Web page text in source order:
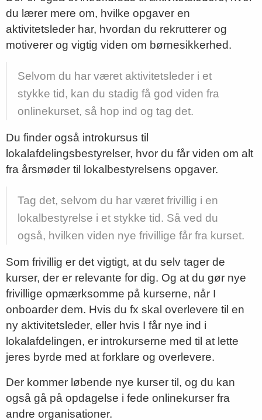
du lærer mere om, hvilke opgaver en
aktivitetsleder har, hvordan du rekrutterer og
motiverer og vigtig viden om børnesikkerhed.
Selvom du har været aktivitetsleder i et
stykke tid, kan du stadig få god viden fra
onlinekurset, så hop ind og tag det.
Du finder også introkursus til
lokalafdelingsbestyrelser, hvor du får viden om alt
fra årsmøder til lokalbestyrelsens opgaver.
Tag det, selvom du har været frivillig i en
lokalbestyrelse i et stykke tid. Så ved du
også, hvilken viden nye frivillige får fra kurset.
Som frivillig er det vigtigt, at du selv tager de
kurser, der er relevante for dig. Og at du gør nye
frivillige opmærksomme på kurserne, når I
onboarder dem. Hvis du fx skal overlevere til en
ny aktivitetsleder, eller hvis I får nye ind i
lokalafdelingen, er introkurserne med til at lette
jeres byrde med at forklare og overlevere.
Der kommer løbende nye kurser til, og du kan
også gå på opdagelse i fede onlinekurser fra
andre organisationer.